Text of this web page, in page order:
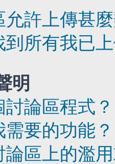
允許上傳甚
到所有我已
明
論區程式？
要的功能？
論區上的濫